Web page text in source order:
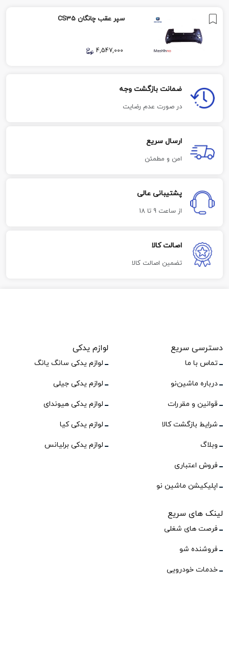
سپر عقب چانگان CS35
4,547,000
ضمانت بازگشت وجه
در صورت عدم رضایت
ارسال سریع
امن و مطمئن
پشتیبانی عالی
از ساعت 9 تا 18
اصالت کالا
تضمین اصالت کالا
دسترسی سریع
تماس با ما
درباره ماشین‌نو
قوانین و مقررات
شرایط بازگشت کالا
وبلاگ
فروش اعتباری
اپلیکیشن ماشین نو
لوازم یدکی
لوازم یدکی سانگ یانگ
لوازم یدکی جیلی
لوازم یدکی هیوندای
لوازم یدکی کیا
لوازم یدکی برلیانس
لینک های سریع
فرصت های شغلی
فروشنده شو
خدمات خودرویی